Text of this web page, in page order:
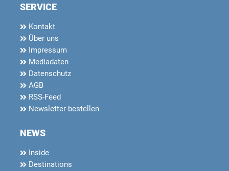
SERVICE
Kontakt
Über uns
Impressum
Mediadaten
Datenschutz
AGB
RSS-Feed
Newsletter bestellen
NEWS
Inside
Destinations